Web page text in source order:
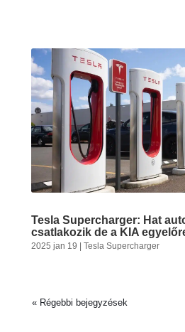
Tesla Supercharger: Hat
csatlakozik de a KIA
2025 jan 19 Tesla Supercharger
« Régebbi bejegyzések